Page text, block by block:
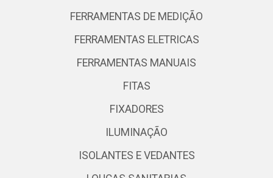
FERRAMENTAS DE MEDIÇÃO
FERRAMENTAS ELETRICAS
FERRAMENTAS MANUAIS
FITAS
FIXADORES
ILUMINAÇÃO
ISOLANTES E VEDANTES